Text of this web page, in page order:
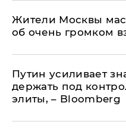
Жители Москвы
об очень громком
Путин усиливает
держать под
элиты, – Bloomberg